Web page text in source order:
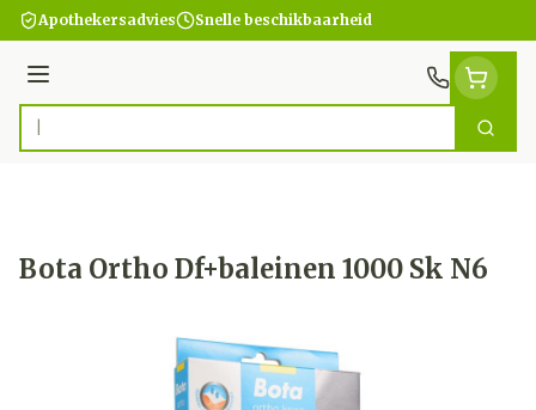
Ga naar de inhoud
Apothekersadvies Snelle beschikbaarheid
Menu
Product, merk, categorie... Zoek
Bota Ortho Df+baleinen 1000 Sk N6